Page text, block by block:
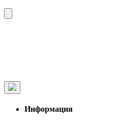
Информация